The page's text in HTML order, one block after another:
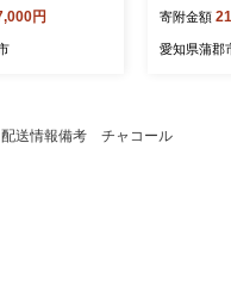
鮮 海鮮丼 寿司
お取り寄せ グ
存 お祝い
円
葬祭 法事
ンカバー
宴会場 旅
寄附金額
愛知県蒲郡
配送情報備考 チャコール